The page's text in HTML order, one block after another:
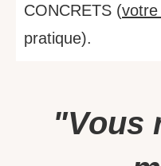
CONCRETS (
pratique).
"Vous